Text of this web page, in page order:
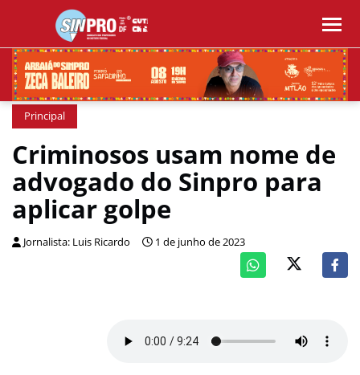
Principal
Criminosos usam nome de
advogado do Sinpro para
aplicar golpe
Jornalista: Luis Ricardo 1 de junho de 2023